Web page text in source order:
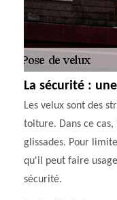
La sécurité :
Les velux sont des
toiture. Dans ce
glissades. Pour
qu'il peut faire
sécurité.